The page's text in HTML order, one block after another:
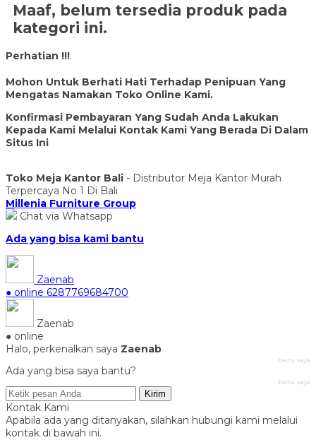
Maaf, belum tersedia produk pada
kategori ini.
Perhatian !!!
Mohon Untuk Berhati Hati Terhadap Penipuan Yang
Mengatas Namakan Toko Online Kami.
Konfirmasi Pembayaran Yang Sudah Anda Lakukan
Kepada Kami Melalui Kontak Kami Yang Berada Di Dalam
Situs Ini
Toko Meja Kantor Bali - Distributor Meja Kantor Murah
Terpercaya No 1 Di Bali
Millenia Furniture Group
Chat via Whatsapp
Ada yang bisa kami bantu
Zaenab
● online 6287769684700
Zaenab
● online
Halo, perkenalkan saya Zaenab
baru saja
Ada yang bisa saya bantu?
baru saja
Kirim
Kontak Kami
Apabila ada yang ditanyakan, silahkan hubungi kami melalui
kontak di bawah ini.